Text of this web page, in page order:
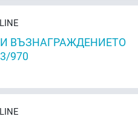
ВЪЗНАГРАЖДЕНИЕТО
970